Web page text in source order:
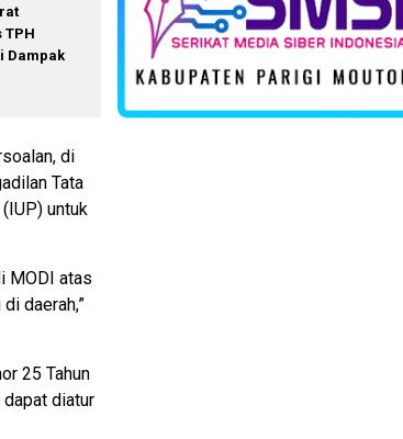
TPH
Dampak
di
Tata
untuk
MODI atas
daerah,”
25 Tahun
dapat diatur